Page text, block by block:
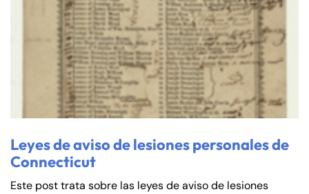
Leyes de aviso de lesiones personales de
Connecticut
Este post trata sobre las leyes de aviso de lesiones